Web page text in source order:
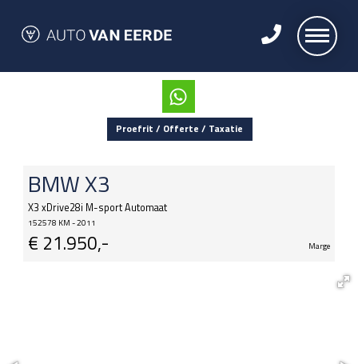
Proefrit / Offerte / Taxatie
BMWX3
X3 xDrive28i M-sport Automaat
152578 KM - 2011
€ 21.950,- Marge